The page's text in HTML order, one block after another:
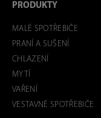
PRODUKTY
MALÉ SPOTŘEBIČE
PRANÍ A SUŠENÍ
CHLAZENÍ
MYTÍ
VAŘENÍ
VESTAVNÉ SPOTŘEBIČE